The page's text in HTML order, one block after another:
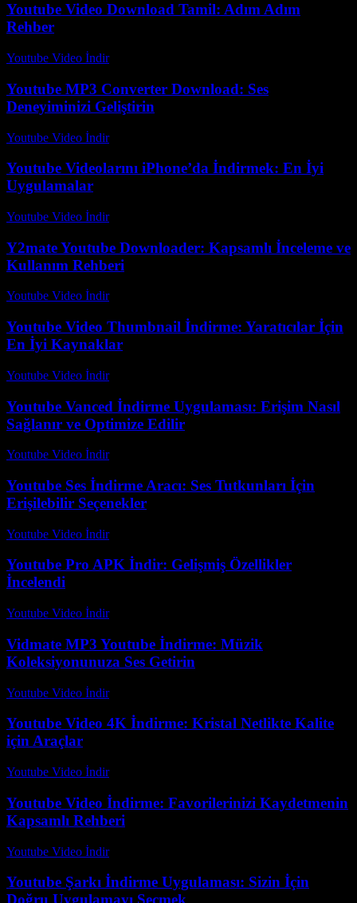
Youtube Video Download Tamil: Adım Adım
Rehber
Youtube Video İndir-
Youtube MP3 Converter Download: Ses
Deneyiminizi Geliştirin
Youtube Video İndir-
Youtube Videolarını iPhone’da İndirmek: En İyi
Uygulamalar
Youtube Video İndir-
Y2mate Youtube Downloader: Kapsamlı İnceleme ve
Kullanım Rehberi
Youtube Video İndir-
Youtube Video Thumbnail İndirme: Yaratıcılar İçin
En İyi Kaynaklar
Youtube Video İndir-
Youtube Vanced İndirme Uygulaması: Erişim Nasıl
Sağlanır ve Optimize Edilir
Youtube Video İndir-
Youtube Ses İndirme Aracı: Ses Tutkunları İçin
Erişilebilir Seçenekler
Youtube Video İndir-
Youtube Pro APK İndir: Gelişmiş Özellikler
İncelendi
Youtube Video İndir-
Vidmate MP3 Youtube İndirme: Müzik
Koleksiyonunuza Ses Getirin
Youtube Video İndir-
Youtube Video 4K İndirme: Kristal Netlikte Kalite
için Araçlar
Youtube Video İndir-
Youtube Video İndirme: Favorilerinizi Kaydetmenin
Kapsamlı Rehberi
Youtube Video İndir-
Youtube Şarkı İndirme Uygulaması: Sizin İçin
Doğru Uygulamayı Seçmek